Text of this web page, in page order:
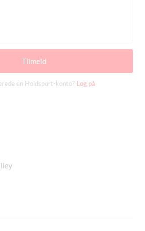
Tilmeld
en Holdsport-konto? Log på